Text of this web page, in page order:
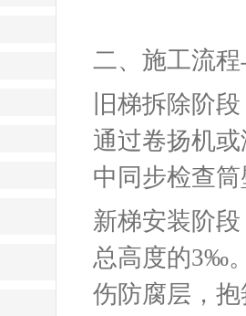
二、施工流
旧梯拆除阶
通过卷扬机
中同步检查
新梯安装阶
总高度的3‰
伤防腐层，